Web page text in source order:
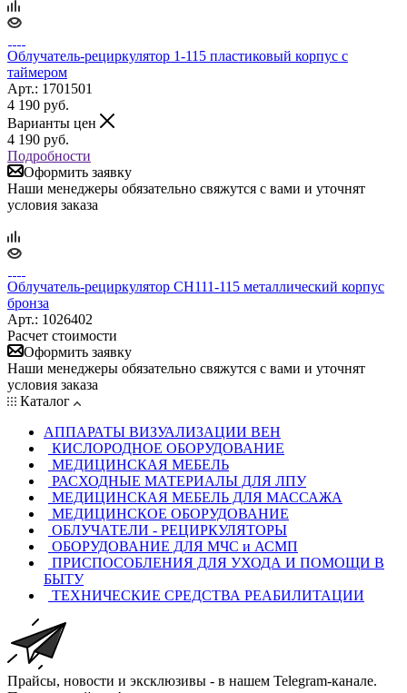
Облучатель-рециркулятор 1-115 пластиковый корпус с
таймером
Арт.: 1701501
4 190 руб.
Варианты цен
4 190 руб.
Подробности
Оформить заявку
Наши менеджеры обязательно свяжутся с вами и уточнят
условия заказа
Облучатель-рециркулятор CH111-115 металлический корпус
бронза
Арт.: 1026402
Расчет стоимости
Оформить заявку
Наши менеджеры обязательно свяжутся с вами и уточнят
условия заказа
Каталог
АППАРАТЫ ВИЗУАЛИЗАЦИИ ВЕН
КИСЛОРОДНОЕ ОБОРУДОВАНИЕ
МЕДИЦИНСКАЯ МЕБЕЛЬ
РАСХОДНЫЕ МАТЕРИАЛЫ ДЛЯ ЛПУ
МЕДИЦИНСКАЯ МЕБЕЛЬ ДЛЯ МАССАЖА
МЕДИЦИНСКОЕ ОБОРУДОВАНИЕ
ОБЛУЧАТЕЛИ - РЕЦИРКУЛЯТОРЫ
ОБОРУДОВАНИЕ ДЛЯ МЧС и АСМП
ПРИСПОСОБЛЕНИЯ ДЛЯ УХОДА И ПОМОЩИ В
БЫТУ
ТЕХНИЧЕСКИЕ СРЕДСТВА РЕАБИЛИТАЦИИ
Прайсы, новости и эксклюзивы - в нашем Telegram-канале.